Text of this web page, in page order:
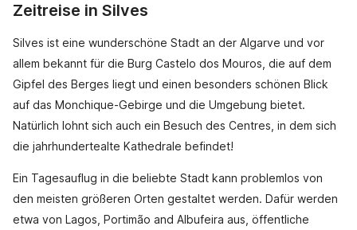
Zeitreise in Silves
Silves ist eine wunderschöne Stadt an der Algarve und vor
allem bekannt für die Burg Castelo dos Mouros, die auf dem
Gipfel des Berges liegt und einen besonders schönen Blick
auf das Monchique-Gebirge und die Umgebung bietet.
Natürlich lohnt sich auch ein Besuch des Centres, in dem sich
die jahrhundertealte Kathedrale befindet!
Ein Tagesauflug in die beliebte Stadt kann problemlos von
den meisten größeren Orten gestaltet werden. Dafür werden
etwa von Lagos, Portimão and Albufeira aus, öffentliche